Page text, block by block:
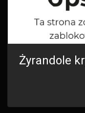
Żyrandole